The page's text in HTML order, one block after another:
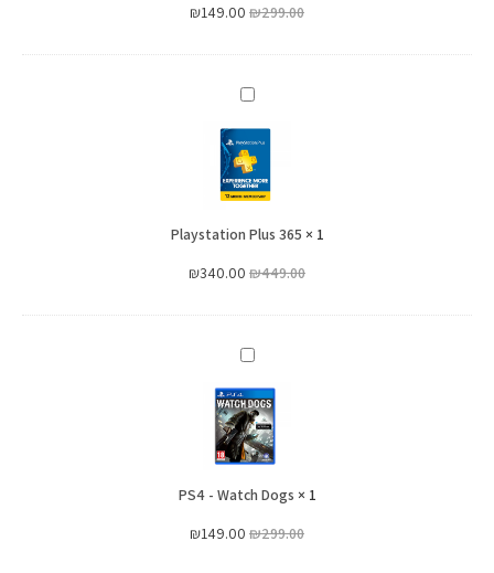
₪299.00
₪149.00
Playstation
Plus
365
1
×
Playstation Plus 365
₪449.00
₪340.00
PS4
-
Watch
Dogs
1
×
PS4 - Watch Dogs
₪299.00
₪149.00